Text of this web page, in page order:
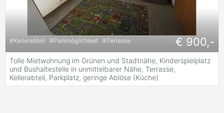
#Kellerabteil #Parkmöglichkeit #Terrasse € 900,-
Tolle Mietwohnung im Grünen und Stadtnähe, Kinderspielplatz
und Bushaltestelle in unmittelbarer Nähe, Terrasse,
Kellerabteil, Parkplatz, geringe Ablöse (Küche)